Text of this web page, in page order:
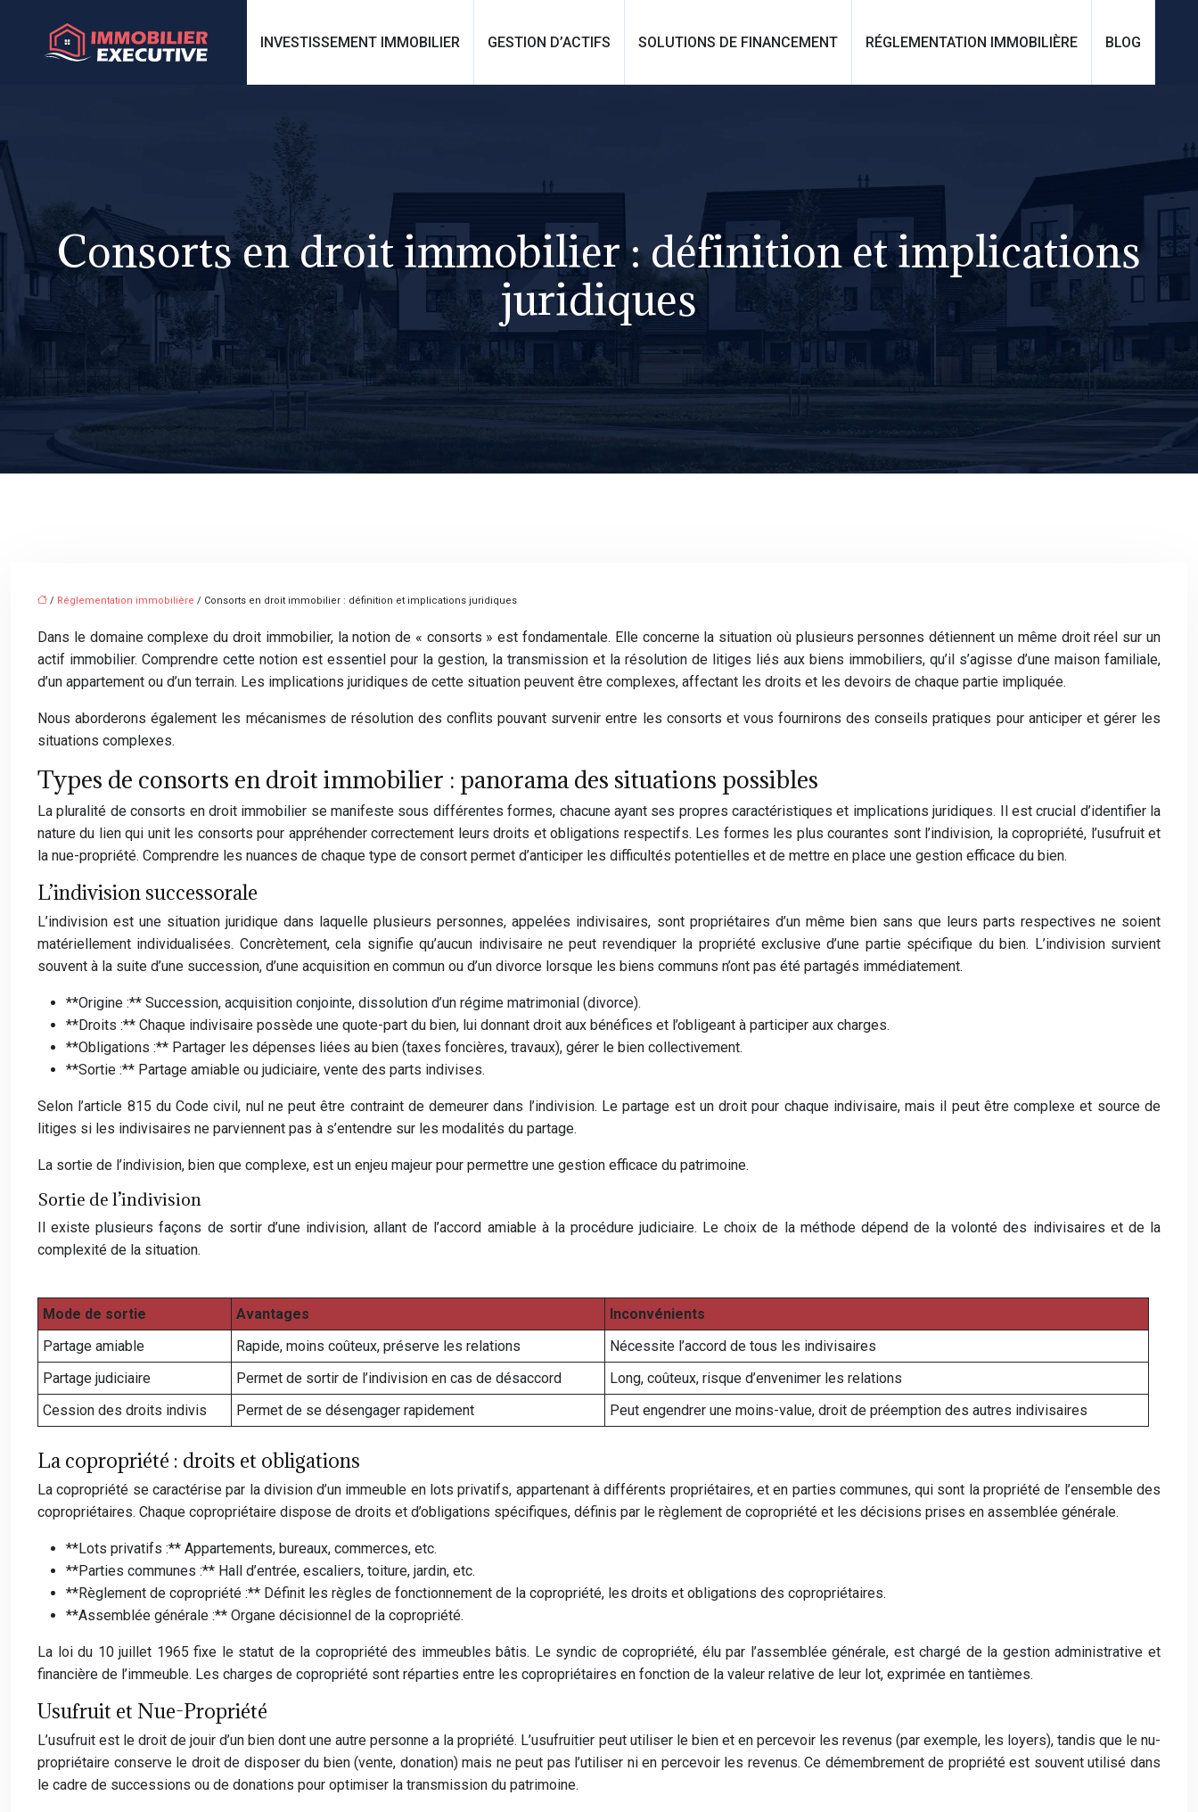
INVESTISSEMENT IMMOBILIER GESTION D’ACTIFS SOLUTIONS DE FINANCEMENT RÉGLEMENTATION IMMOBILIÈRE BLOG
Consorts en droit immobilier : définition et implications
juridiques
/ Réglementation immobilière / Consorts en droit immobilier : définition et implications juridiques
Dans le domaine complexe du droit immobilier, la notion de « consorts » est fondamentale. Elle concerne la situation où plusieurs personnes détiennent un même droit réel sur un
actif immobilier. Comprendre cette notion est essentiel pour la gestion, la transmission et la résolution de litiges liés aux biens immobiliers, qu’il s’agisse d’une maison familiale,
d’un appartement ou d’un terrain. Les implications juridiques de cette situation peuvent être complexes, affectant les droits et les devoirs de chaque partie impliquée.
Nous aborderons également les mécanismes de résolution des conflits pouvant survenir entre les consorts et vous fournirons des conseils pratiques pour anticiper et gérer les
situations complexes.
Types de consorts en droit immobilier : panorama des situations possibles
La pluralité de consorts en droit immobilier se manifeste sous différentes formes, chacune ayant ses propres caractéristiques et implications juridiques. Il est crucial d’identifier la
nature du lien qui unit les consorts pour appréhender correctement leurs droits et obligations respectifs. Les formes les plus courantes sont l’indivision, la copropriété, l’usufruit et
la nue-propriété. Comprendre les nuances de chaque type de consort permet d’anticiper les difficultés potentielles et de mettre en place une gestion efficace du bien.
L’indivision successorale
L’indivision est une situation juridique dans laquelle plusieurs personnes, appelées indivisaires, sont propriétaires d’un même bien sans que leurs parts respectives ne soient
matériellement individualisées. Concrètement, cela signifie qu’aucun indivisaire ne peut revendiquer la propriété exclusive d’une partie spécifique du bien. L’indivision survient
souvent à la suite d’une succession, d’une acquisition en commun ou d’un divorce lorsque les biens communs n’ont pas été partagés immédiatement.
**Origine :** Succession, acquisition conjointe, dissolution d’un régime matrimonial (divorce).
**Droits :** Chaque indivisaire possède une quote-part du bien, lui donnant droit aux bénéfices et l’obligeant à participer aux charges.
**Obligations :** Partager les dépenses liées au bien (taxes foncières, travaux), gérer le bien collectivement.
**Sortie :** Partage amiable ou judiciaire, vente des parts indivises.
Selon l’article 815 du Code civil, nul ne peut être contraint de demeurer dans l’indivision. Le partage est un droit pour chaque indivisaire, mais il peut être complexe et source de
litiges si les indivisaires ne parviennent pas à s’entendre sur les modalités du partage.
La sortie de l’indivision, bien que complexe, est un enjeu majeur pour permettre une gestion efficace du patrimoine.
Sortie de l’indivision
Il existe plusieurs façons de sortir d’une indivision, allant de l’accord amiable à la procédure judiciaire. Le choix de la méthode dépend de la volonté des indivisaires et de la
complexité de la situation.
Mode de sortie Avantages
Inconvénients
Partage amiable
Rapide, moins coûteux, préserve les relations
Nécessite l’accord de tous les indivisaires
Partage judiciaire
Permet de sortir de l’indivision en cas de désaccord
Long, coûteux, risque d’envenimer les relations
Cession des droits indivis
Permet de se désengager rapidement Peut engendrer une moins-value, droit de préemption des autres indivisaires
La copropriété : droits et obligations
La copropriété se caractérise par la division d’un immeuble en lots privatifs, appartenant à différents propriétaires, et en parties communes, qui sont la propriété de l’ensemble des
copropriétaires. Chaque copropriétaire dispose de droits et d’obligations spécifiques, définis par le règlement de copropriété et les décisions prises en assemblée générale.
**Lots privatifs :** Appartements, bureaux, commerces, etc.
**Parties communes :** Hall d’entrée, escaliers, toiture, jardin, etc.
**Règlement de copropriété :** Définit les règles de fonctionnement de la copropriété, les droits et obligations des copropriétaires.
**Assemblée générale :** Organe décisionnel de la copropriété.
La loi du 10 juillet 1965 fixe le statut de la copropriété des immeubles bâtis. Le syndic de copropriété, élu par l’assemblée générale, est chargé de la gestion administrative et
financière de l’immeuble. Les charges de copropriété sont réparties entre les copropriétaires en fonction de la valeur relative de leur lot, exprimée en tantièmes.
Usufruit et Nue-Propriété
L’usufruit est le droit de jouir d’un bien dont une autre personne a la propriété. L’usufruitier peut utiliser le bien et en percevoir les revenus (par exemple, les loyers), tandis que le nu-
propriétaire conserve le droit de disposer du bien (vente, donation) mais ne peut pas l’utiliser ni en percevoir les revenus. Ce démembrement de propriété est souvent utilisé dans
le cadre de successions ou de donations pour optimiser la transmission du patrimoine.